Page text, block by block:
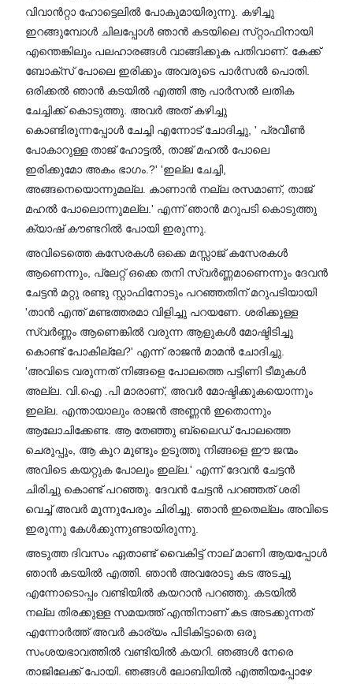
വിവാൻറ്റാ ഹോട്ടെലിൽ പോകുമായിരുന്നു. കഴിച്ചു
ഇറങ്ങുമ്പോൾ ചിലപ്പോൾ ഞാൻ കടയിലെ സ്‌റ്റാഫിനായി
എന്തെങ്കിലും പലഹാരങ്ങൾ വാങ്ങിക്കുക പതിവാണ്. കേക്ക്
ബോക്സ് പോലെ ഇരിക്കും അവരുടെ പാർസൽ പൊതി.
ഒരിക്കൽ ഞാൻ കടയിൽ എത്തി ആ പാർസൽ ലതിക
ചേച്ചിക്ക് കൊടുത്തു. അവർ അത് കഴിച്ചു
കൊണ്ടിരുന്നപ്പോൾ ചേച്ചി എന്നോട് ചോദിച്ചു, ' പ്രവീൺ
പോകാറുള്ള താജ് ഹോട്ടൽ, താജ് മഹൽ പോലെ
ഇരിക്കുമോ അകം ഭാഗം.?' 'ഇല്ല ചേച്ചി,
അങ്ങനെയൊന്നുമല്ല. കാണാൻ നല്ല രസമാണ്, താജ്
മഹൽ പോലൊന്നുമല്ല.' എന്ന് ഞാൻ മറുപടി കൊടുത്തു
ക്യാഷ് കൗണ്ടറിൽ പോയി ഇരുന്നു.
അവിടെത്തെ കസേരകൾ ഒക്കെ മസ്സാജ് കസേരകൾ
ആണെന്നും, പ്ലേറ്റ് ഒക്കെ തനി സ്വർണ്ണമാണെന്നും ദേവൻ
ചേട്ടൻ മറ്റു രണ്ടു സ്റ്റാഫിനോടും പറഞ്ഞതിന് മറുപടിയായി
'താൻ എന്ത് മണ്ടത്തരമാ വിളിച്ചു പറയണേ. ശരിക്കുള്ള
സ്വർണ്ണം ആണെങ്കിൽ വരുന്ന ആളുകൾ മോഷ്ടിടിച്ചു
കൊണ്ട് പോകില്ലേ?' എന്ന് രാജൻ മാമൻ ചോദിച്ചു.
'അവിടെ വരുന്നത് നിങ്ങളെ പോലത്തെ പട്ടിണി ടീമുകൾ
അല്ല. വി.ഐ .പി മാരാണ്, അവർ മോഷ്ടിക്കുകയൊന്നും
ഇല്ല. എന്തായാലും രാജൻ അണ്ണൻ ഇതൊന്നും
ആലോചിക്കേണ്ട. ആ തേഞ്ഞു ബ്ലൈഡ് പോലത്തെ
ചെരുപ്പും, ആ കൂറ മുണ്ടും ഉടുത്തു നിങ്ങളെ ഈ ജന്മം
അവിടെ കയറ്റുക പോലും ഇല്ല.' എന്ന് ദേവൻ ചേട്ടൻ
ചിരിച്ചു കൊണ്ട് പറഞ്ഞു. ദേവൻ ചേട്ടൻ പറഞ്ഞത് ശരി
വെച്ച് അവർ മൂന്നുപേരും ചിരിച്ചു. ഞാൻ ഇതെല്ലം അവിടെ
ഇരുന്നു കേൾക്കുന്നുണ്ടായിരുന്നു.
അടുത്ത ദിവസം ഏതാണ്ട് വൈകിട്ട് നാല് മാണി ആയപ്പോൾ
ഞാൻ കടയിൽ എത്തി. ഞാൻ അവരോടു കട അടച്ചു
എന്നോടൊപ്പം വണ്ടിയിൽ കയറാൻ പറഞ്ഞു. കടയിൽ
നല്ല തിരക്കുള്ള സമയത്ത് എന്തിനാണ് കട അടക്കുന്നത്
എന്നോർത്ത് അവർ കാര്യം പിടികിട്ടാതെ ഒരു
സംശയഭാവത്തിൽ വണ്ടിയിൽ കയറി. ഞങ്ങൾ നേരെ
താജിലേക്ക് പോയി. ഞങ്ങൾ ലോബിയിൽ എത്തിയപ്പോഴേ